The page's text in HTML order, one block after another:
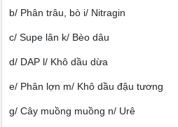
b/ Phân trâu, bò i/ Nitragin
c/ Supe lân k/ Bèo dâu
d/ DAP l/ Khô dầu dừa
e/ Phân lợn m/ Khô dầu đậu tương
g/ Cây muồng muồng n/ Urê